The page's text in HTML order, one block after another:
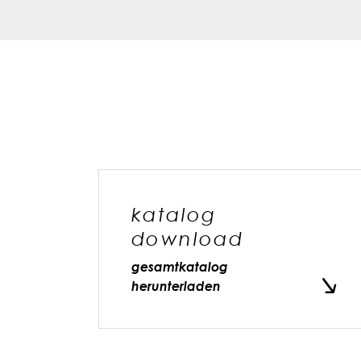
katalog
download
gesamtkatalog
herunterladen